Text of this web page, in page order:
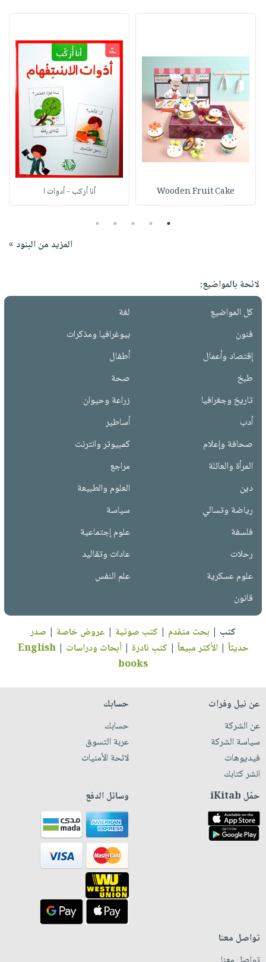
Wooden Fruit Cake أنا أركب - أدوات ا
1
2
3
4
5
المزيد من البنود »
لائحة بالمواضيع:
كل المواضيع
لغة
فنون
بيوغرافيا ومذكرات
إقتصاد وأعمال
أطفال
طبخ
صحة
تاريخ وجغرافيا
زراعة وحيوان
أدب
أساطير
صحافة وإعلام
كمبيوتر وانترنت
المرأة والعائلة
مراجع
دين
العلوم والطبيعة
رياضة وتسالي
سياسة
فلسفة
علوم إجتماعية
رحلات
عادات وتقاليد
علوم عسكرية
علم النفس
قانون
كتب | بحث متقدم | كتب صوتية | عروض خاصة | صدر
حديثاً |الأكثر مبيعاً | كتب نادرة |أبحاث ودراسات |
English
books
عن نيل وفرات
عن الشركة
سياسة الشركة
فيديوهات
انشر كتابك
حسابك
حسابك
عربة التسوق
لائحة الأمنيات
حمّل iKitab وسائل الدفع
تواصل معنا